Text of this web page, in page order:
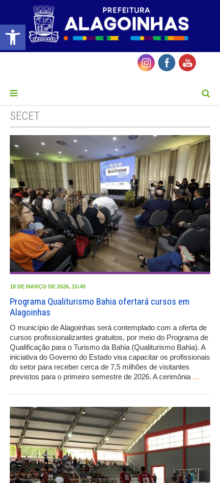
Barra de Ferramentas Aberta
SECET
18 DE MARÇO DE 2026, 15:49
Programa Qualiturismo Bahia ofertará cursos em
Alagoinhas
O município de Alagoinhas será contemplado com a oferta de
cursos profissionalizantes gratuitos, por meio do Programa de
Qualificação para o Turismo da Bahia (Qualiturismo Bahia). A
iniciativa do Governo do Estado visa capacitar os profissionais
do setor para receber cerca de 7,5 milhões de visitantes
previstos para o primeiro semestre de 2026. A cerimônia …